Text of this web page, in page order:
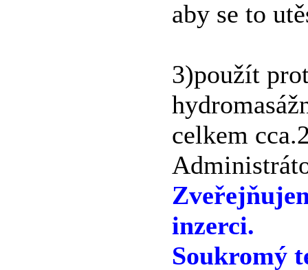
aby se to
3)použít
celkem
inzerci.
Soukromý